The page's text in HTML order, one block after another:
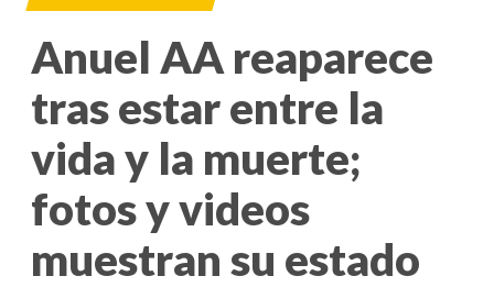
Anuel AA reaparece
tras estar entre la
vida y la muerte;
fotos y videos
muestran su estado